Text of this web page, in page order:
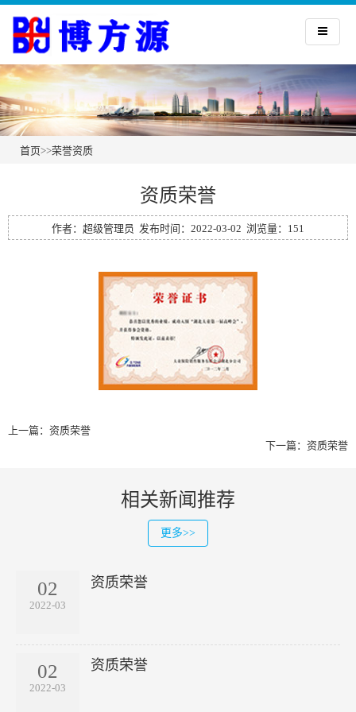
首页>>荣誉资质
资质荣誉
作者：超级管理员 发布时间：2022-03-02 浏览量：151
上一篇： 资质荣誉
下一篇： 资质荣誉
相关新闻推荐
更多>>
02
2022-03
资质荣誉
02
2022-03
资质荣誉